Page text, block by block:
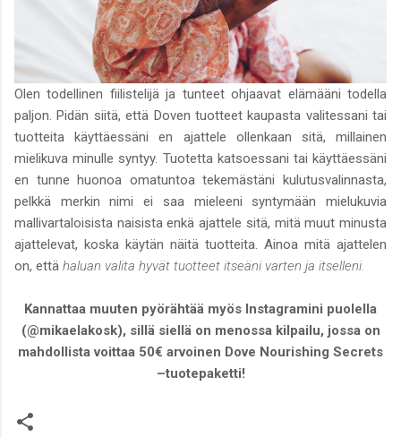
Olen todellinen fiilistelijä ja tunteet ohjaavat elämääni todella
paljon. Pidän siitä, että Doven tuotteet kaupasta valitessani tai
tuotteita käyttäessäni en ajattele ollenkaan sitä, millainen
mielikuva minulle syntyy. Tuotetta katsoessani tai käyttäessäni
en tunne huonoa omatuntoa tekemästäni kulutusvalinnasta,
pelkkä merkin nimi ei saa mieleeni syntymään mielukuvia
mallivartaloisista naisista enkä ajattele sitä, mitä muut minusta
ajattelevat, koska käytän näitä tuotteita. Ainoa mitä ajattelen
on, että haluan valita hyvät tuotteet itseäni varten ja itselleni.
Kannattaa muuten pyörähtää myös Instagramini puolella
(@mikaelakosk), sillä siellä on menossa kilpailu, jossa on
mahdollista voittaa 50€ arvoinen Dove Nourishing Secrets
–tuotepaketti!